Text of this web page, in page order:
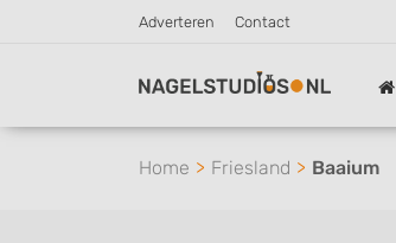
Adverteren Contact
Home Friesland Baaium